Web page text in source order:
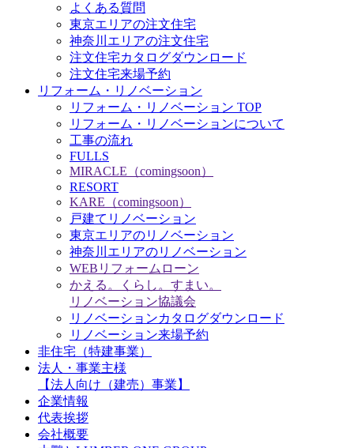
よくある質問
東京エリアの注文住宅
神奈川エリアの注文住宅
注文住宅カタログダウンロード
注文住宅来場予約
リフォーム・リノベーション
リフォーム・リノベーション TOP
リフォーム・リノベーションについて
工事の流れ
FULLS
MIRACLE（comingsoon）
RESORT
KARE（comingsoon）
戸建てリノベーション
東京エリアのリノベーション
神奈川エリアのリノベーション
WEBリフォームローン
かえる。くらし。すまい。
リノベーション協議会
リノベーションカタログダウンロード
リノベーション来場予約
非住宅（特建事業）
法人・事業主様
【法人向け（建売）事業】
企業情報
代表挨拶
会社概要